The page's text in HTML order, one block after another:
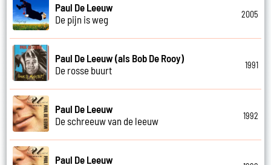
Paul De Leeuw
De pijn is weg
2005
Paul De Leeuw (als Bob De Rooy)
De rosse buurt
1991
Paul De Leeuw
De schreeuw van de leeuw
1992
Paul De Leeuw